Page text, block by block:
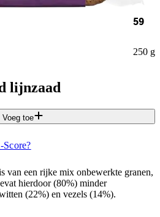
59
250 g
lijnzaad
Voeg toe
van een rijke mix onbewerkte granen,
hierdoor (80%) minder
(22%) en vezels (14%).